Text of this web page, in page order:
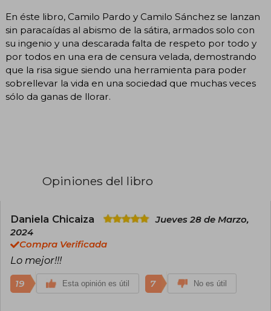
En éste libro, Camilo Pardo y Camilo Sánchez se lanzan
sin paracaídas al abismo de la sátira, armados solo con
su ingenio y una descarada falta de respeto por todo y
por todos en una era de censura velada, demostrando
que la risa sigue siendo una herramienta para poder
sobrellevar la vida en una sociedad que muchas veces
sólo da ganas de llorar.
Opiniones del libro
Daniela Chicaiza
Jueves 28 de Marzo,
2024
Compra Verificada
Lo mejor!!!
19 Esta opinión es útil 7 No es útil